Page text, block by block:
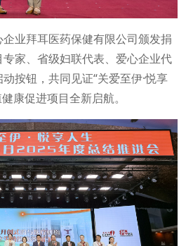
业拜耳医药保健有限公司颁发捐
家、省级妇联代表、爱心企业代
按钮，共同见证“关爱至伊·悦享
康促进项目全新启航。